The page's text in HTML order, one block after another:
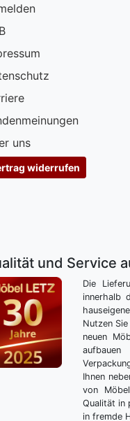
uns
widerrufen
und Service
Die
innerhalb
Nutzen
neuen
Ihnen
von
Qualität in
in fremde